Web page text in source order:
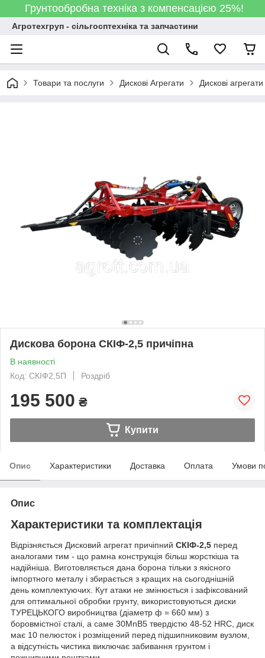
Грунтообробна техніка з компенсацією 25%!
Агротехгруп - сільгосптехніка та запчастини
Товари та послуги Дискові Агрегати Дискові
Дискова борона СКІФ-2,5 причіпна
В наявності
Код: СКІФ2,5П
Роздріб
195 500 ₴
Купити
Опис Характеристики Доставка Оплата Умови
Опис
Характеристики та комплектація
Відрізняється Дисковий агрегат причіпний СКІФ-2,5 перед
аналогами тим - що рамна конструкція більш жорсткіша та
надійніша. Виготовляється дана борона тільки з якісного
імпортного металу і збирається з кращих на сьогоднішній
день комплектуючих. Кут атаки не змінюється і зафіксований
для оптимальної обробки грунту, використовуються диски
ТУРЕЦЬКОГО виробництва (діаметр ф = 660 мм) з
боровмістної сталі, а саме 30MnB5 твердістю 48-52 HRC, диск
має 10 пелюсток і розміщений перед підшипниковим вузлом,
а відсутність чистика виключає забивання грунтом і